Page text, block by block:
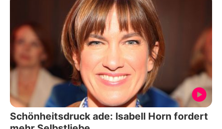
Schönheitsdruck ade: Isabell Horn fordert